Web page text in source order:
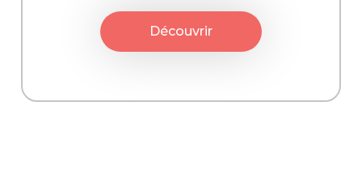
Découvrir